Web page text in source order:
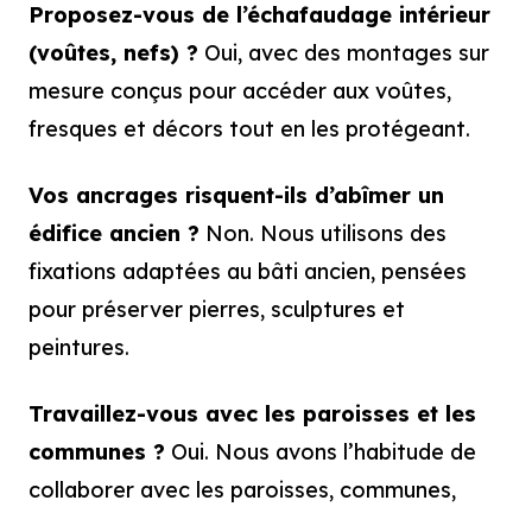
Proposez-vous de l’échafaudage intérieur
(voûtes, nefs) ? Oui, avec des montages sur
mesure conçus pour accéder aux voûtes,
fresques et décors tout en les protégeant.
Vos ancrages risquent-ils d’abîmer un
édifice ancien ? Non. Nous utilisons des
fixations adaptées au bâti ancien, pensées
pour préserver pierres, sculptures et
peintures.
Travaillez-vous avec les paroisses et les
communes ? Oui. Nous avons l’habitude de
collaborer avec les paroisses, communes,